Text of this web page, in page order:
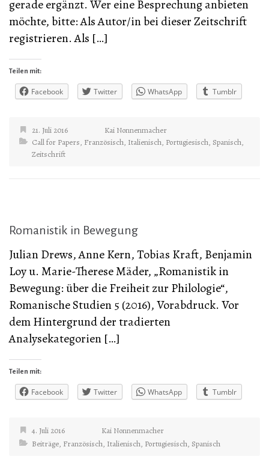
gerade ergänzt. Wer eine Besprechung anbieten
möchte, bitte: Als Autor/in bei dieser Zeitschrift
registrieren. Als […]
Teilen mit:
Facebook Twitter WhatsApp Tumblr
21. Juli 2016
Kai Nonnenmacher
Call for Papers, Französisch, Italienisch, Portugiesisch, Spanisch,
Zeitschrift
Romanistik in Bewegung
Julian Drews, Anne Kern, Tobias Kraft, Benjamin
Loy u. Marie-Therese Mäder, „Romanistik in
Bewegung: über die Freiheit zur Philologie“,
Romanische Studien 5 (2016), Vorabdruck. Vor
dem Hintergrund der tradierten
Analysekategorien […]
Teilen mit:
Facebook Twitter WhatsApp Tumblr
4. Juli 2016
Kai Nonnenmacher
Beiträge, Französisch, Italienisch, Portugiesisch, Spanisch